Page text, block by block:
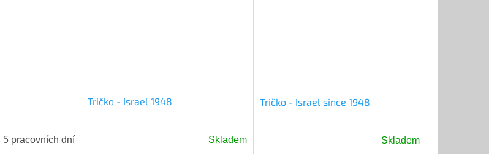
5 pracovních dní
Tričko - Israel 1948
Skladem
Tričko - Israel since 1948
Skladem